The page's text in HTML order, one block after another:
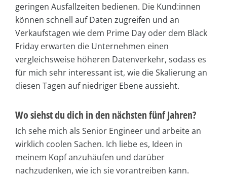
geringen Ausfallzeiten bedienen. Die Kund:innen
können schnell auf Daten zugreifen und an
Verkaufstagen wie dem Prime Day oder dem Black
Friday erwarten die Unternehmen einen
vergleichsweise höheren Datenverkehr, sodass es
für mich sehr interessant ist, wie die Skalierung an
diesen Tagen auf niedriger Ebene aussieht.
Wo siehst du dich in den nächsten fünf Jahren?
Ich sehe mich als Senior Engineer und arbeite an
wirklich coolen Sachen. Ich liebe es, Ideen in
meinem Kopf anzuhäufen und darüber
nachzudenken, wie ich sie vorantreiben kann.